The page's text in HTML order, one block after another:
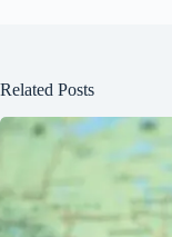
Related Posts